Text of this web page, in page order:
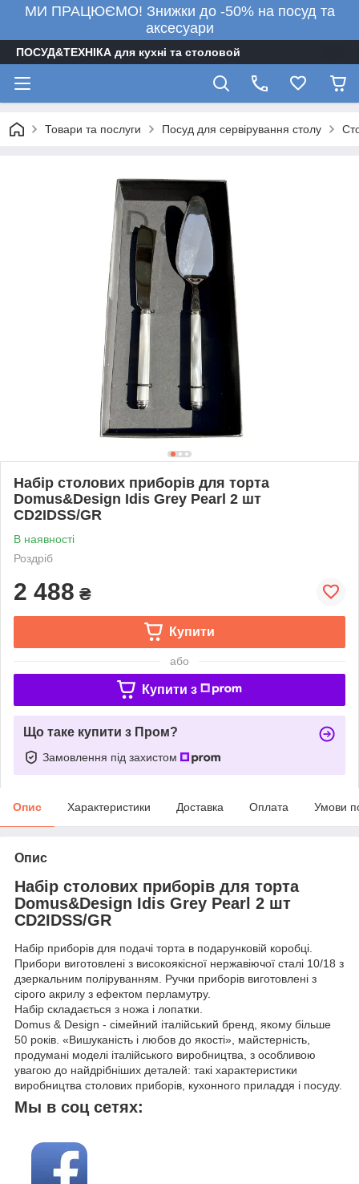
МИ ПРАЦЮЄМО! Знижки до -50% на посуд та
аксесуари
ПОСУД&ТЕХНІКА для кухні та столовой
Товари та послуги Посуд для сервірування столу
Набір столових приборів для торта
Domus&Design Idis Grey Pearl 2 шт
CD2IDSS/GR
В наявності
Роздріб
2 488 ₴
Купити
або
Купити з
Що таке купити з Пром?
Замовлення під захистом
Опис Характеристики Доставка Оплата Умови
Опис
Набір столових приборів для торта
Domus&Design Idis Grey Pearl 2 шт
CD2IDSS/GR
Набір приборів для подачі торта в подарунковій коробці.
Прибори виготовлені з високоякісної нержавіючої сталі 10/18 з
дзеркальним поліруванням. Ручки приборів виготовлені з
сірого акрилу з ефектом перламутру.
Набір складається з ножа і лопатки.
Domus & Design - сімейний італійський бренд, якому більше
50 років. «Вишуканість і любов до якості», майстерність,
продумані моделі італійського виробництва, з особливою
увагою до найдрібніших деталей: такі характеристики
виробництва столових приборів, кухонного приладдя і посуду.
Мы в соц сетях: